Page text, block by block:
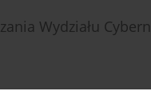
Wydziału